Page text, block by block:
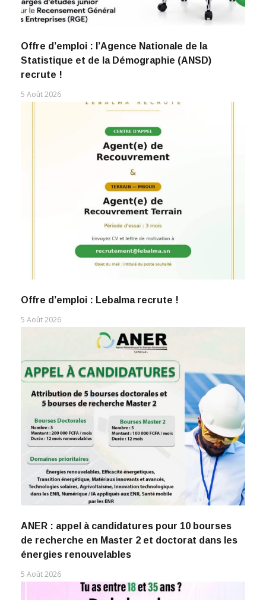
Offre d’emploi : l’Agence Nationale de la
Statistique et de la Démographie (ANSD)
recrute !
5 Août 2026
Offre d’emploi : Lebalma recrute !
5 Août 2026
ANER : appel à candidatures pour 10 bourses
de recherche en Master 2 et doctorat dans les
énergies renouvelables
5 Août 2026